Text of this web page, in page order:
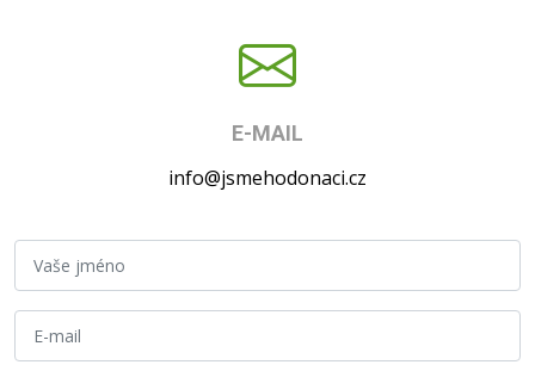
E-MAIL
info@jsmehodonaci.cz